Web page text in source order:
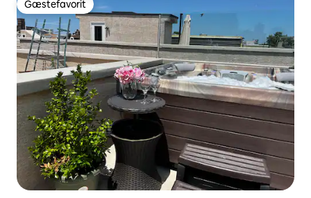
Gæstefavorit
Gæstefavorit